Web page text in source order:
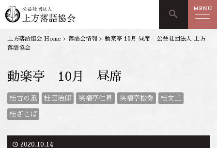
search MENU
上方落語協会 Home > 落語会情報 > 動楽亭 10月 昼席 - 公益社団法人 上方
落語協会
動楽亭 10月 昼席
桂吉の丞 桂団治郎 笑福亭仁昇 笑福亭松喬 桂文三
桂ざこば
access_time 2020.10.14